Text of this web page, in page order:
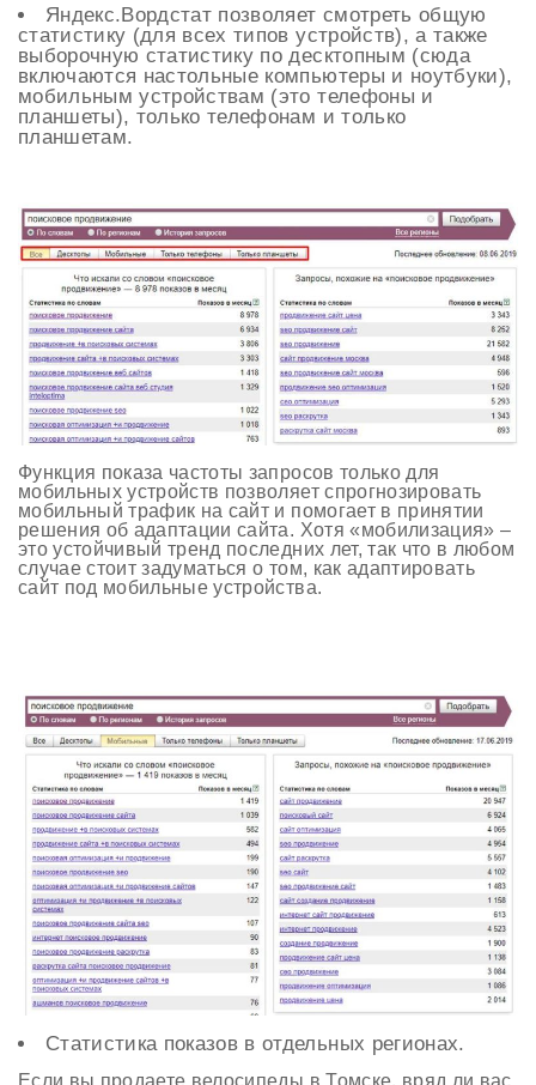
Яндекс.Вордстат позволяет смотреть общую
статистику (для всех типов устройств), а также
выборочную статистику по десктопным (сюда
включаются настольные компьютеры и ноутбуки),
мобильным устройствам (это телефоны и
планшеты), только телефонам и только
планшетам.
Функция показа частоты запросов только для
мобильных устройств позволяет спрогнозировать
мобильный трафик на сайт и помогает в принятии
решения об адаптации сайта. Хотя «мобилизация» –
это устойчивый тренд последних лет, так что в любом
случае стоит задуматься о том, как адаптировать
сайт под мобильные устройства.
Статистика показов в отдельных регионах.
Если вы продаете велосипеды в Томске, вряд ли вас